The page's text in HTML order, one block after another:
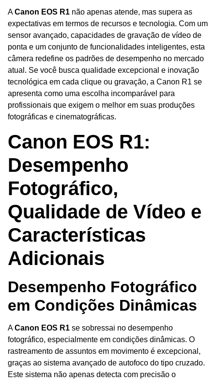
ACanon EOS R1 não apenas atende, mas supera as
expectativas em termos de recursos e tecnologia. Com um
sensor avançado, capacidades de gravação de vídeo de
ponta e um conjunto de funcionalidades inteligentes, esta
câmera redefine os padrões de desempenho no mercado
atual. Se você busca qualidade excepcional e inovação
tecnológica em cada clique ou gravação, a Canon R1 se
apresenta como uma escolha incomparável para
profissionais que exigem o melhor em suas produções
fotográficas e cinematográficas.
Canon EOS R1:
Desempenho
Fotográfico,
Qualidade de Vídeo e
Características
Adicionais
Desempenho Fotográfico
em Condições Dinâmicas
ACanon EOS R1 se sobressai no desempenho
fotográfico, especialmente em condições dinâmicas. O
rastreamento de assuntos em movimento é excepcional,
graças ao sistema avançado de autofoco do tipo cruzado.
Este sistema não apenas detecta com precisão o